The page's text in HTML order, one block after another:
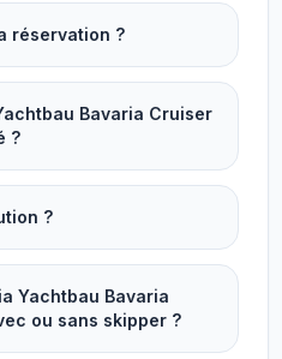
réservation ?
Bavaria Cruiser
?
?
Yachtbau Bavaria
ou sans skipper ?